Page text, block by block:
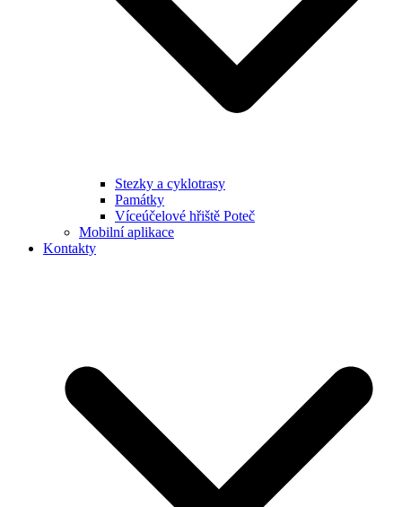
Stezky a cyklotrasy
Památky
Víceúčelové hřiště Poteč
Mobilní aplikace
Kontakty